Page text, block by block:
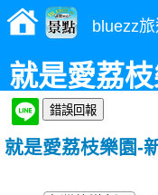
bluezz
就是愛荔
就是愛荔枝樂園-